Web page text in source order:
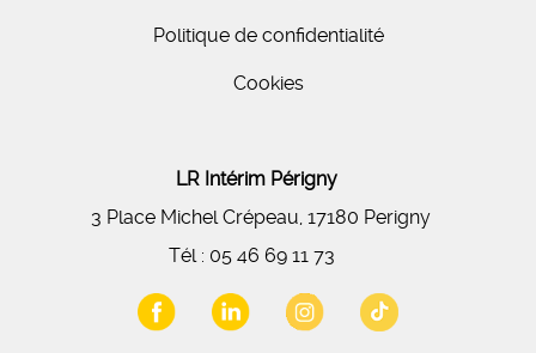
Politique de confidentialité
Cookies
LR Intérim Périgny
3 Place Michel Crépeau, 17180 Perigny
Tél : 05 46 69 11 73